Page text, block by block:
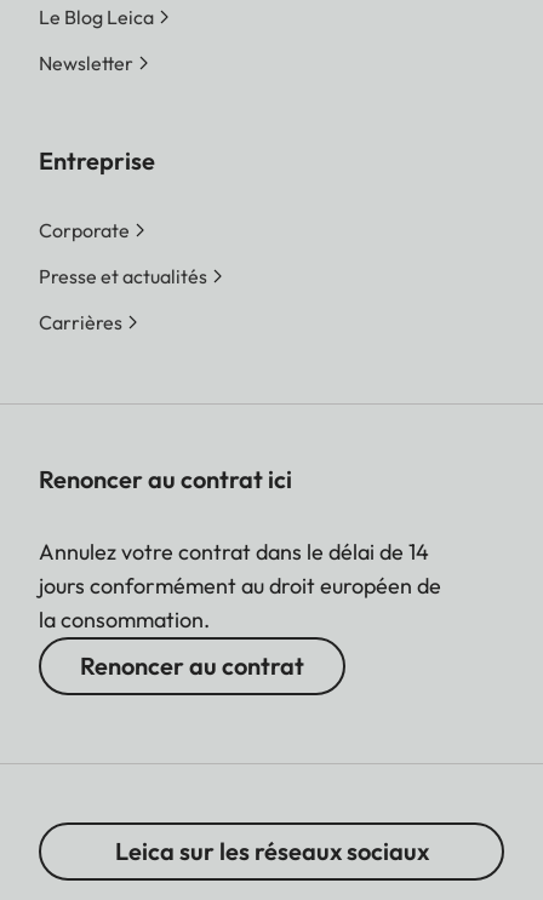
Le Blog Leica
Newsletter
Entreprise
Corporate
Presse et actualités
Carrières
Renoncer au contrat ici
Annulez votre contrat dans le délai de 14
jours conformément au droit européen de
la consommation.
Renoncer au contrat
Leica sur les réseaux sociaux